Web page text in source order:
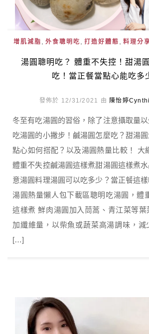
增肌減脂 外食聰明吃 打造好體態 料理分
湯圓聰明吃？ 體重不失控！甜湯
吃！當正餐當點心能吃多
發佈於 12/31/2021 由 陳怡婷
冬至有吃湯圓的習俗，除了注意攝取量
吃湯圓的小撇步！鹹湯圓怎麼吃？甜湯圓
點心如何搭配？以及湯圓熱量比較！ 大
體重不失控鹹湯圓這樣煮甜湯圓這樣煮
意湯圓料理湯圓可以吃多少？當正餐這
湯圓熱量懶人包下載區聰明吃湯圓，體
這樣煮 鮮肉湯圓加入茼蒿、青江菜等葉
加纖維量，以柴魚或蔬菜高湯調味，減
[…]